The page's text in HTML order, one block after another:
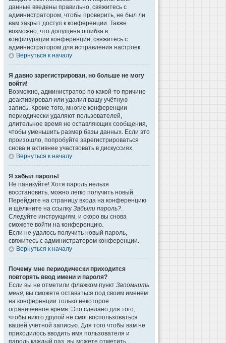
данные введены правильно, свяжитесь с
администратором, чтобы проверить, не был ли
вам закрыт доступ к конференции. Также
возможно, что допущена ошибка в
конфигурации конференции, свяжитесь с
администратором для исправления настроек.
Вернуться к началу
Я давно зарегистрирован, но больше не могу
войти!
Возможно, администратор по какой-то причине
деактивировал или удалил вашу учётную
запись. Кроме того, многие конференции
периодически удаляют пользователей,
длительное время не оставляющих сообщения,
чтобы уменьшить размер базы данных. Если это
произошло, попробуйте зарегистрироваться
снова и активнее участвовать в дискуссиях.
Вернуться к началу
Я забыл пароль!
Не паникуйте! Хотя пароль нельзя
восстановить, можно легко получить новый.
Перейдите на страницу входа на конференцию
и щёлкните на ссылку Забыли пароль?.
Следуйте инструкциям, и скоро вы снова
сможете войти на конференцию.
Если не удалось получить новый пароль,
свяжитесь с администратором конференции.
Вернуться к началу
Почему мне периодически приходится
повторять ввод имени и пароля?
Если вы не отметили флажком пункт Запомнить
меня, вы сможете оставаться под своим именем
на конференции только некоторое
ограниченное время. Это сделано для того,
чтобы никто другой не смог воспользоваться
вашей учётной записью. Для того чтобы вам не
приходилось вводить имя пользователя и
пароль каждый раз, вы можете отметить